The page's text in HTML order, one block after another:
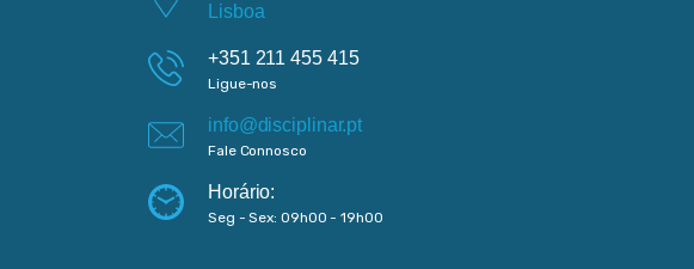
Lisboa
+351 211 455 415
Ligue-nos
info@disciplinar.pt
Fale Connosco
Horário:
Seg - Sex: 09h00 - 19h00